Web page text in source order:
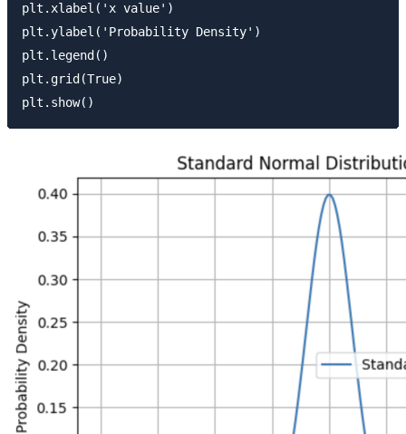
plt.xlabel('x value')
plt.ylabel('Probability Density')
plt.legend()
plt.grid(True)